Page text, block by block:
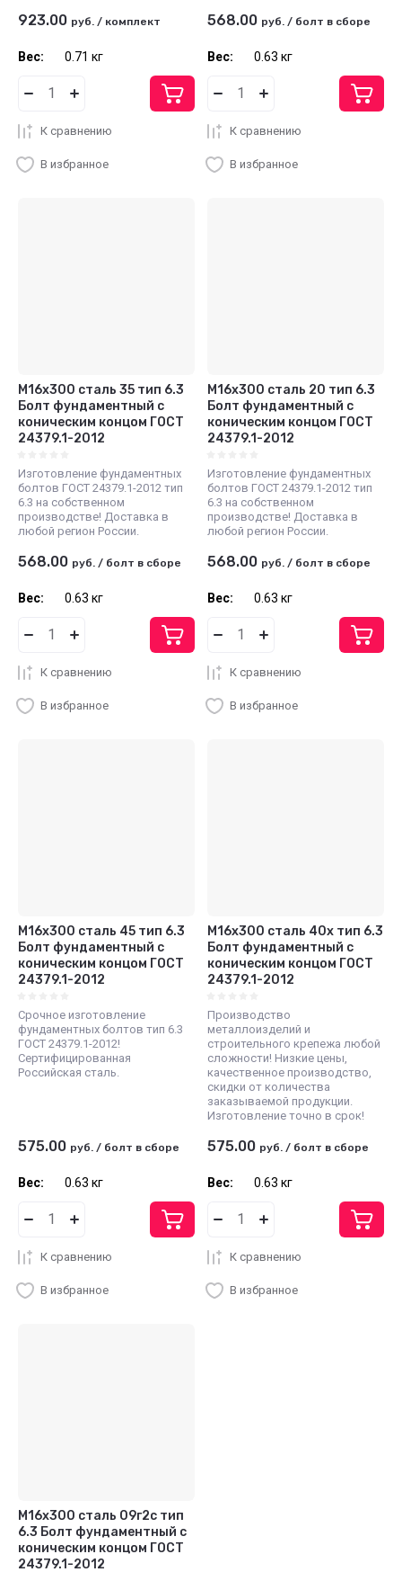
923.00 руб. / комплект
Вес: 0.71 кг
К сравнению
В избранное
568.00 руб. / болт в сборе
Вес: 0.63 кг
К сравнению
В избранное
М16х300 сталь 35 тип 6.3
Болт фундаментный с
коническим концом ГОСТ
24379.1-2012
Изготовление фундаментных
болтов ГОСТ 24379.1-2012 тип
6.3 на собственном
производстве! Доставка в
любой регион России.
568.00 руб. / болт в сборе
Вес: 0.63 кг
К сравнению
В избранное
М16х300 сталь 20 тип 6.3
Болт фундаментный с
коническим концом ГОСТ
24379.1-2012
Изготовление фундаментных
болтов ГОСТ 24379.1-2012 тип
6.3 на собственном
производстве! Доставка в
любой регион России.
568.00 руб. / болт в сборе
Вес: 0.63 кг
К сравнению
В избранное
М16х300 сталь 45 тип 6.3
Болт фундаментный с
коническим концом ГОСТ
24379.1-2012
Срочное изготовление
фундаментных болтов тип 6.3
ГОСТ 24379.1-2012!
Сертифицированная
Российская сталь.
575.00 руб. / болт в сборе
Вес: 0.63 кг
К сравнению
В избранное
М16х300 сталь 40х тип 6.3
Болт фундаментный с
коническим концом ГОСТ
24379.1-2012
Производство
металлоизделий и
строительного крепежа любой
сложности! Низкие цены,
качественное производство,
скидки от количества
заказываемой продукции.
Изготовление точно в срок!
575.00 руб. / болт в сборе
Вес: 0.63 кг
К сравнению
В избранное
М16х300 сталь 09г2с тип
6.3 Болт фундаментный с
коническим концом ГОСТ
24379.1-2012